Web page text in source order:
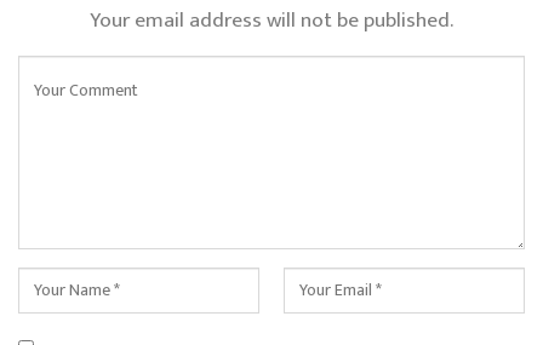
Your email address will not be published.